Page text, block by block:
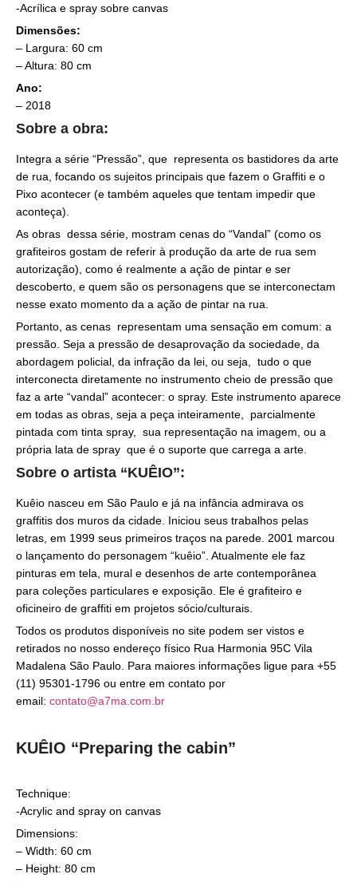
-Acrílica e spray sobre canvas
Dimensões:
– Largura: 60 cm
– Altura: 80 cm
Ano:
– 2018
Sobre a obra:
Integra a série “Pressão”, que representa os bastidores da arte
de rua, focando os sujeitos principais que fazem o Graffiti e o
Pixo acontecer (e também aqueles que tentam impedir que
aconteça).
As obras dessa série, mostram cenas do “Vandal” (como os
grafiteiros gostam de referir à produção da arte de rua sem
autorização), como é realmente a ação de pintar e ser
descoberto, e quem são os personagens que se interconectam
nesse exato momento da a ação de pintar na rua.
Portanto, as cenas representam uma sensação em comum: a
pressão. Seja a pressão de desaprovação da sociedade, da
abordagem policial, da infração da lei, ou seja, tudo o que
interconecta diretamente no instrumento cheio de pressão que
faz a arte “vandal” acontecer: o spray. Este instrumento aparece
em todas as obras, seja a peça inteiramente, parcialmente
pintada com tinta spray, sua representação na imagem, ou a
própria lata de spray que é o suporte que carrega a arte.
Sobre o artista “KUÊIO”:
Kuêio nasceu em São Paulo e já na infância admirava os
graffitis dos muros da cidade. Iniciou seus trabalhos pelas
letras, em 1999 seus primeiros traços na parede. 2001 marcou
o lançamento do personagem “kuêio”. Atualmente ele faz
pinturas em tela, mural e desenhos de arte contemporânea
para coleções particulares e exposição. Ele é grafiteiro e
oficineiro de graffiti em projetos sócio/culturais.
Todos os produtos disponíveis no site podem ser vistos e
retirados no nosso endereço físico Rua Harmonia 95C Vila
Madalena São Paulo. Para maiores informações ligue para +55
(11) 95301-1796 ou entre em contato por
email: contato@a7ma.com.br
KUÊIO “Preparing the cabin”
Technique:
-Acrylic and spray on canvas
Dimensions:
– Width: 60 cm
– Height: 80 cm